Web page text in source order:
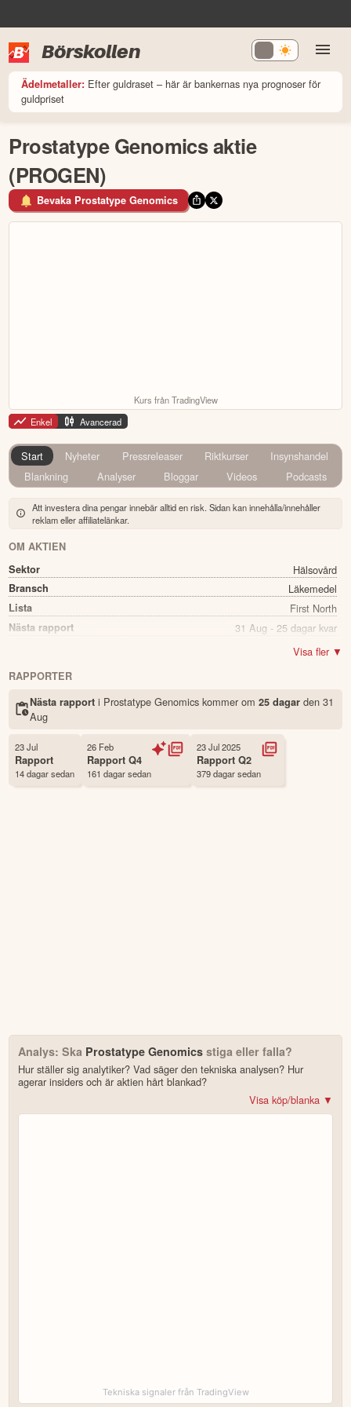
Börskollen
Ädelmetaller: Efter guldraset – här är bankernas nya prognoser för
guldpriset
Prostatype Genomics aktie
(PROGEN)
Bevaka Prostatype Genomics
Kurs från TradingView
Enkel
Avancerad
Start Nyheter Pressreleaser Riktkurser
Insynshandel
Blankning
Analyser Bloggar Videos Podcasts
Att investera dina pengar innebär alltid en risk. Sidan kan innehålla/innehåller
reklam eller affiliatelänkar.
OM AKTIEN
Sektor
Hälsovård
Bransch Läkemedel
Lista First North
Nästa rapport 31 Aug - 25 dagar kvar
Nej
Status Noterad
Land
Första handelsdag
Antal ägare Avanza
Antal ägare Nordnet
Visa fler ▼
RAPPORTER
Nästa rapporti Prostatype Genomics kommerom25 dagar den31
Aug
23 Jul
Rapport
14 dagar sedan
26 Feb
RapportQ4
161 dagar sedan
23 Jul 2025
RapportQ2
379 dagar sedan
Analys: Ska Prostatype Genomicsstiga eller falla?
Hur ställer sig analytiker? Vad säger den tekniska analysen? Hur
agerar insiders och är aktien hårt blankad?
Bonus: Få upp till 500 USD i tillgångar när du öppnar konto –se
Visa köp/blanka ▼
Tekniska signaler från TradingView